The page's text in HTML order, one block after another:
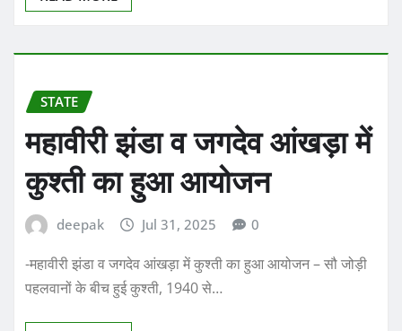
STATE
महावीरी झंडा व जगदेव आंखड़ा में
कुश्ती का हुआ आयोजन
deepak Jul 31, 2025 0
-महावीरी झंडा व जगदेव आंखड़ा में कुश्ती का हुआ आयोजन – सौ जोड़ी
पहलवानों के बीच हुई कुश्ती, 1940 से…